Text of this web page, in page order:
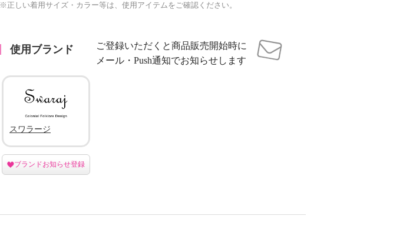
※正しい着用サイズ・カラー等は、使用アイテムをご確認ください。
使用ブランド
ご登録いただくと商品販売開始時に
メール・Push通知でお知らせします
スワラージ
ブランドお知らせ登録